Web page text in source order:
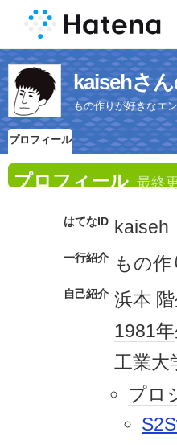
kaisehさ
もの作りが好きなエ
プロフィール
プロフィール 最終
はてなID kaiseh
一行紹介 もの
自己紹介 浜本
1981年
工業大
プロ